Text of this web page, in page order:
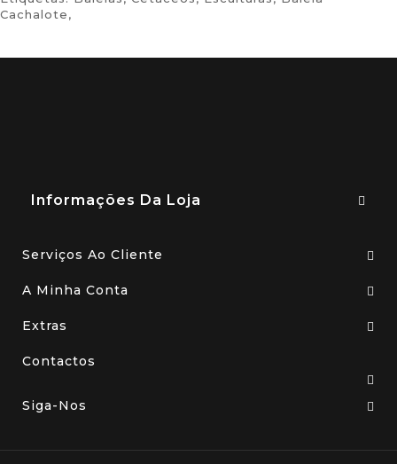
Cachalote,
Informações Da Loja
Serviços Ao Cliente
A Minha Conta
Extras
Contactos
Siga-Nos